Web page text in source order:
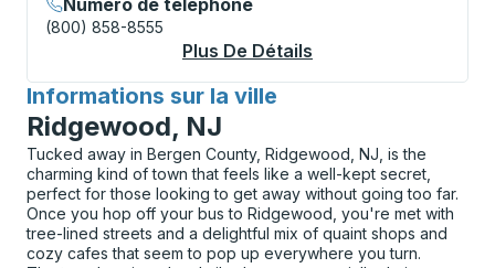
Numéro de téléphone
(800) 858-8555
Plus De Détails
Informations sur la ville
pour
Ridgewood, NJ
Tucked away in Bergen County, Ridgewood, NJ, is the
charming kind of town that feels like a well-kept secret,
perfect for those looking to get away without going too far.
Once you hop off your bus to Ridgewood, you're met with
tree-lined streets and a delightful mix of quaint shops and
cozy cafes that seem to pop up everywhere you turn.